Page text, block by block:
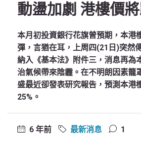
動盪加劇 港樓價
本月初投資銀行花旗曾預期，本港
彈，言猶在耳，上周四(21日)突然
納入《基本法》附件三，消息再為
治氣候帶來陰霾。在不明朗因素籠
盛最近卻發表研究報告，預測本港
25%。
6 年前 最新消息 1